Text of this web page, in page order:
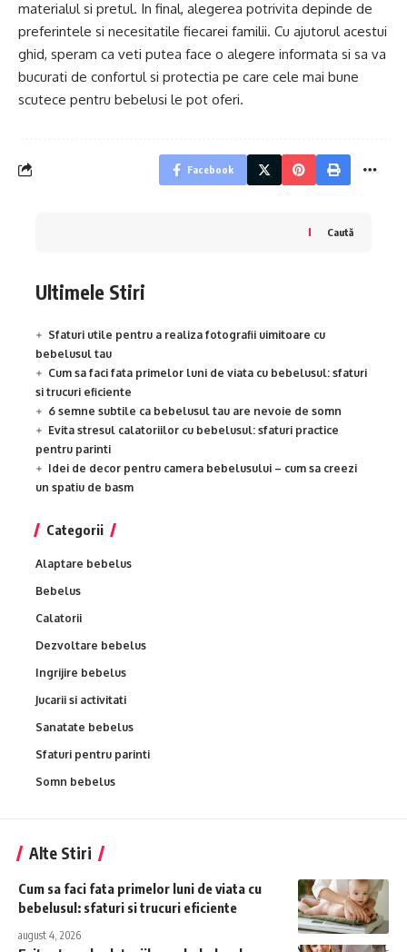
materialul si pretul. In final, alegerea potrivita depinde de
preferintele si necesitatile fiecarei familii. Cu ajutorul acestui
ghid, speram ca veti putea face o alegere informata si sa va
bucurati de confortul si protectia pe care cele mai bune
scutece pentru bebelusi le pot oferi.
Facebook
Caută
Ultimele Stiri
Sfaturi utile pentru a realiza fotografii uimitoare cu
bebelusul tau
Cum sa faci fata primelor luni de viata cu bebelusul: sfaturi
si trucuri eficiente
6 semne subtile ca bebelusul tau are nevoie de somn
Evita stresul calatoriilor cu bebelusul: sfaturi practice
pentru parinti
Idei de decor pentru camera bebelusului – cum sa creezi
un spatiu de basm
Categorii
Alaptare bebelus
Bebelus
Calatorii
Dezvoltare bebelus
Ingrijire bebelus
Jucarii si activitati
Sanatate bebelus
Sfaturi pentru parinti
Somn bebelus
Alte Stiri
Cum sa faci fata primelor luni de viata cu
bebelusul: sfaturi si trucuri eficiente
august 4, 2026